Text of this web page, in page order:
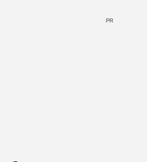
PR